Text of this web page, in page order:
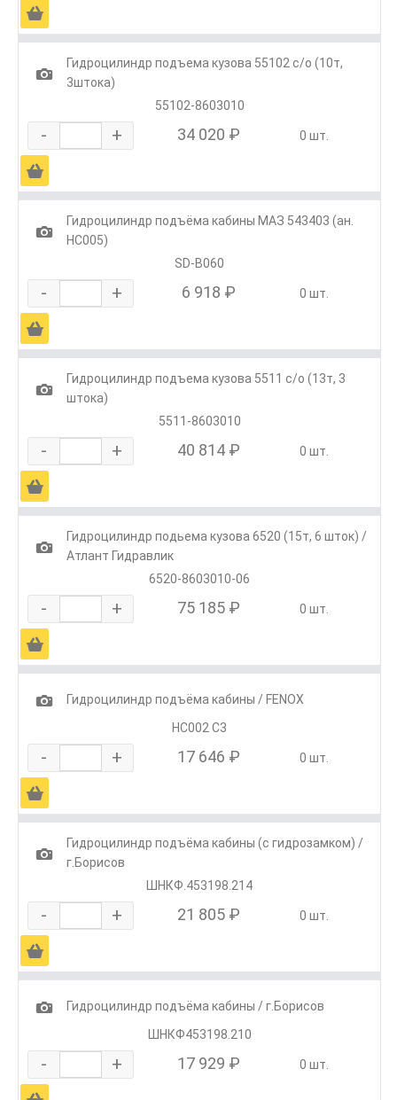
Ä
1
Гидроцилиндр подъема кузова 55102 с/о (10т,
3штока)
55102-8603010
- + 34 020 ₽ 0 шт.
Ä
1
Гидроцилиндр подъёма кабины МАЗ 543403 (ан.
HC005)
SD-B060
- + 6 918 ₽ 0 шт.
Ä
1
Гидроцилиндр подъема кузова 5511 с/о (13т, 3
штока)
5511-8603010
- + 40 814 ₽ 0 шт.
Ä
1
Гидроцилиндр подьема кузова 6520 (15т, 6 шток) /
Атлант Гидравлик
6520-8603010-06
- + 75 185 ₽ 0 шт.
Ä
1
Гидроцилиндр подъёма кабины / FENOX
HC002 C3
- + 17 646 ₽ 0 шт.
Ä
1
Гидроцилиндр подъёма кабины (с гидрозамком) /
г.Борисов
ШНКФ.453198.214
- + 21 805 ₽ 0 шт.
Ä
1
Гидроцилиндр подъёма кабины / г.Борисов
ШНКФ453198.210
- + 17 929 ₽ 0 шт.